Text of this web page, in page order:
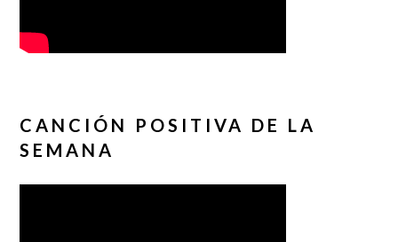
CANCIÓN POSITIVA DE LA
SEMANA